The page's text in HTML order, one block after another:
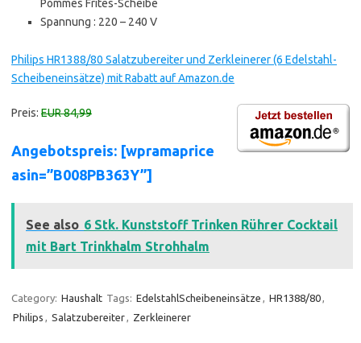
Pommes Frites-Scheibe
Spannung : 220 – 240 V
Philips HR1388/80 Salatzubereiter und Zerkleinerer (6 Edelstahl-
Scheibeneinsätze) mit Rabatt auf Amazon.de
Preis: EUR 84,99
Angebotspreis: [wpramaprice
asin=”B008PB363Y”]
See also 6 Stk. Kunststoff Trinken Rührer Cocktail
mit Bart Trinkhalm Strohhalm
Category: Haushalt Tags: EdelstahlScheibeneinsätze , HR1388/80,
Philips , Salatzubereiter, Zerkleinerer